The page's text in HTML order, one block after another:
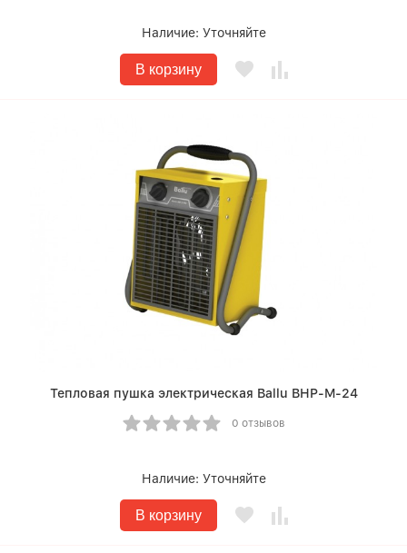
Наличие: Уточняйте
В корзину
Тепловая пушка электрическая Ballu BHP-M-24
0 отзывов
Наличие: Уточняйте
В корзину